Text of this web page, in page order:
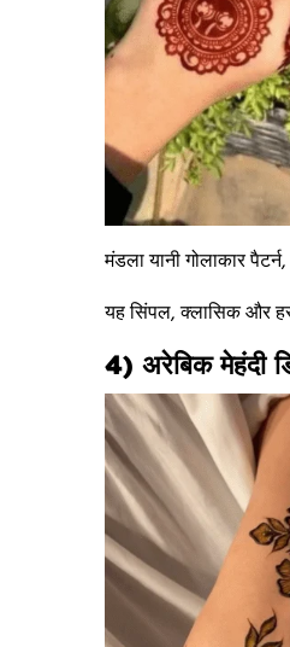
मंडला यानी गोलाकार
यह सिंपल, क्लासिक और
4) अरेबिक मेहंदी